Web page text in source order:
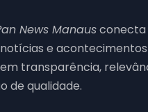
News Manausconecta
e
transparência,
de qualidade.